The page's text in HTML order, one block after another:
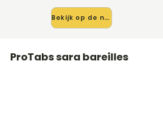
Bekijk op de nieuwe site →
ProTabs sara bareilles